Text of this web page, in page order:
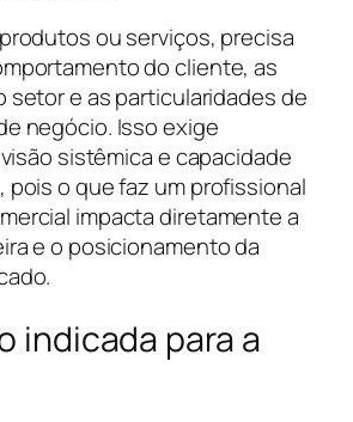
ou serviços, precisa
do cliente, as
setor e as particularidades de
negócio. Isso exige
sistêmica e capacidade
pois o que faz um profissional
impacta diretamente a
e o posicionamento da
indicada para a